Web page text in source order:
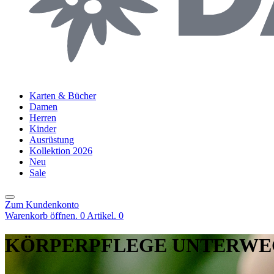
Karten & Bücher
Damen
Herren
Kinder
Ausrüstung
Kollektion 2026
Neu
Sale
Zum Kundenkonto
Warenkorb öffnen. 0 Artikel. 0
KÖRPERPFLEGE